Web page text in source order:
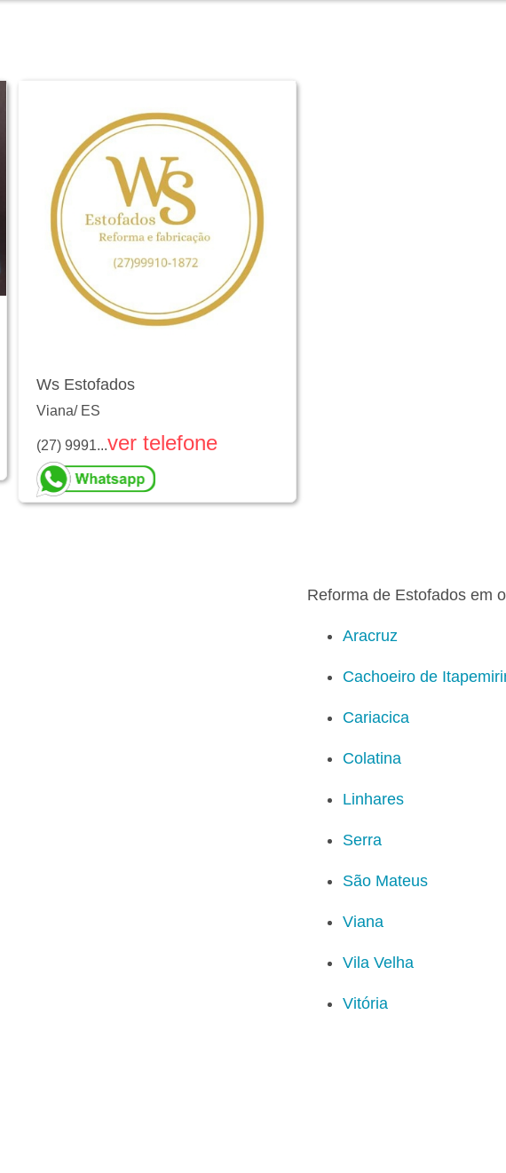
Ws Estofados
Viana/ ES
(27) 9991...ver telefone
Reforma de Estofados em
Aracruz
Cachoeiro de
Cariacica
Colatina
Linhares
Serra
São Mateus
Viana
Vila Velha
Vitória